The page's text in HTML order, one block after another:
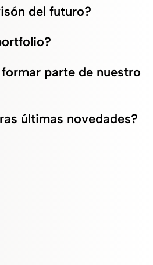
del futuro?
parte de nuestro
últimas novedades?